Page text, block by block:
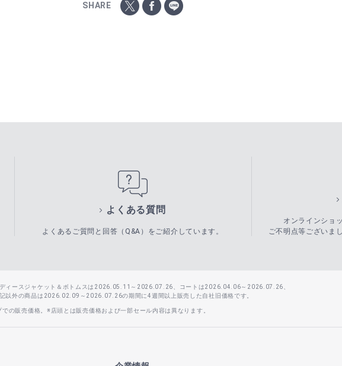
SHARE
よくある質問
よくあるご質問と回答（Q&A）をご紹介しています。
オンラインショ
ご不明点等ございま
ィースジャケット＆ボトムスは2026.05.11～2026.07.26、コートは2026.04.06～2026.07.26、
以外の商品は2026.02.09～2026.07.26の期間に4週間以上販売した自社旧価格です。
の販売価格。※店頭とは販売価格および一部セール内容は異なります。